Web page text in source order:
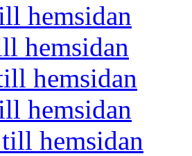
hemsidan
hemsidan
hemsidan
hemsidan
hemsidan